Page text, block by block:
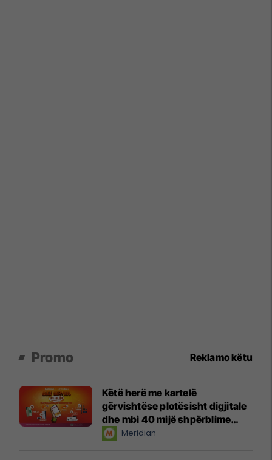
Promo Reklamo këtu
Këtë herë me kartelë
gërvishtëse plotësisht digjitale
dhe mbi 40 mijë shpërblime
instant!Meridian